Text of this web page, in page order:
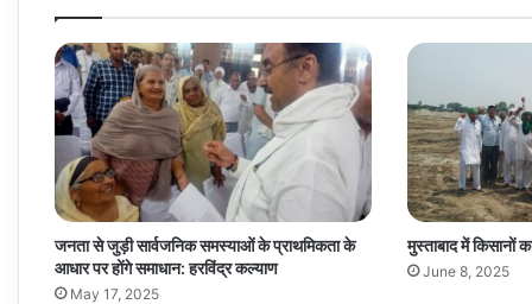
जनता से जुड़ी सार्वजनिक समस्याओं के प्राथमिकता के
आधार पर होंगे समाधान: हरविंद्र कल्याण
May 17, 2025
मुस्ताबाद में किसानों
June 8, 2025